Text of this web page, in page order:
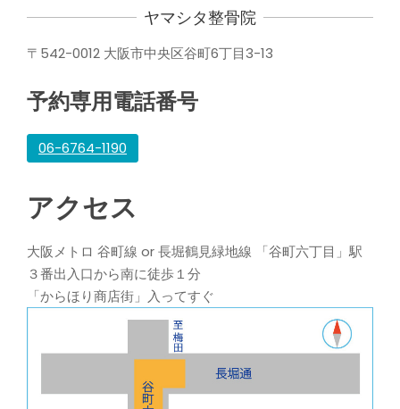
ヤマシタ整骨院
〒542-0012 大阪市中央区谷町6丁目3-13
予約専用電話番号
06-6764-1190
アクセス
大阪メトロ 谷町線 or 長堀鶴見緑地線 「谷町六丁目」駅
３番出入口から南に徒歩１分
「からほり商店街」入ってすぐ